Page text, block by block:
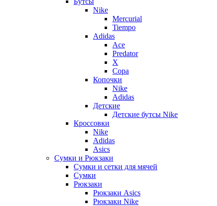
Nike
Mercurial
Tiempo
Adidas
Ace
Predator
X
Copa
Копочки
Nike
Adidas
Детские
Детские бутсы Nike
Кроссовки
Nike
Adidas
Asics
Сумки и Рюкзаки
Сумки и сетки для мячей
Сумки
Рюкзаки
Рюкзаки Asics
Рюкзаки Nike